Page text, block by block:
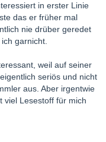
in erster Linie
das er früher mal
nie drüber geredet
garnicht.
weil auf seiner
seriös und nicht
aus. Aber irgentwie
viel Lesestoff für mich